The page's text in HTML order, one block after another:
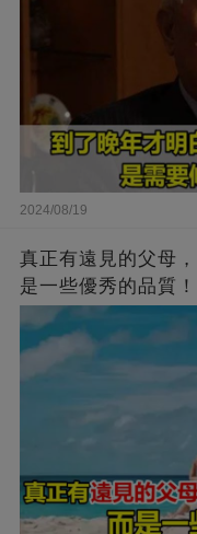
2024/08/19
真正有遠見的父母
是一些優秀的品質！